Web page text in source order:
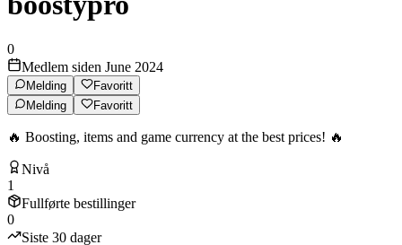
0
Medlem siden June 2024
Melding
Favoritt
Melding
Favoritt
🔥 Boosting, items and game currency at the best prices! 🔥
Nivå
1
Fullførte bestillinger
0
Siste 30 dager